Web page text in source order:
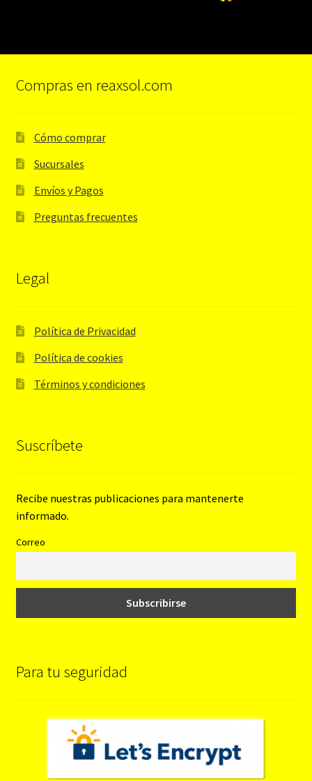
Compras en reaxsol.com
Cómo comprar
Sucursales
Envíos y Pagos
Preguntas frecuentes
Legal
Política de Privacidad
Política de cookies
Términos y condiciones
Suscríbete
Recibe nuestras publicaciones para mantenerte
informado.
Correo
Para tu seguridad